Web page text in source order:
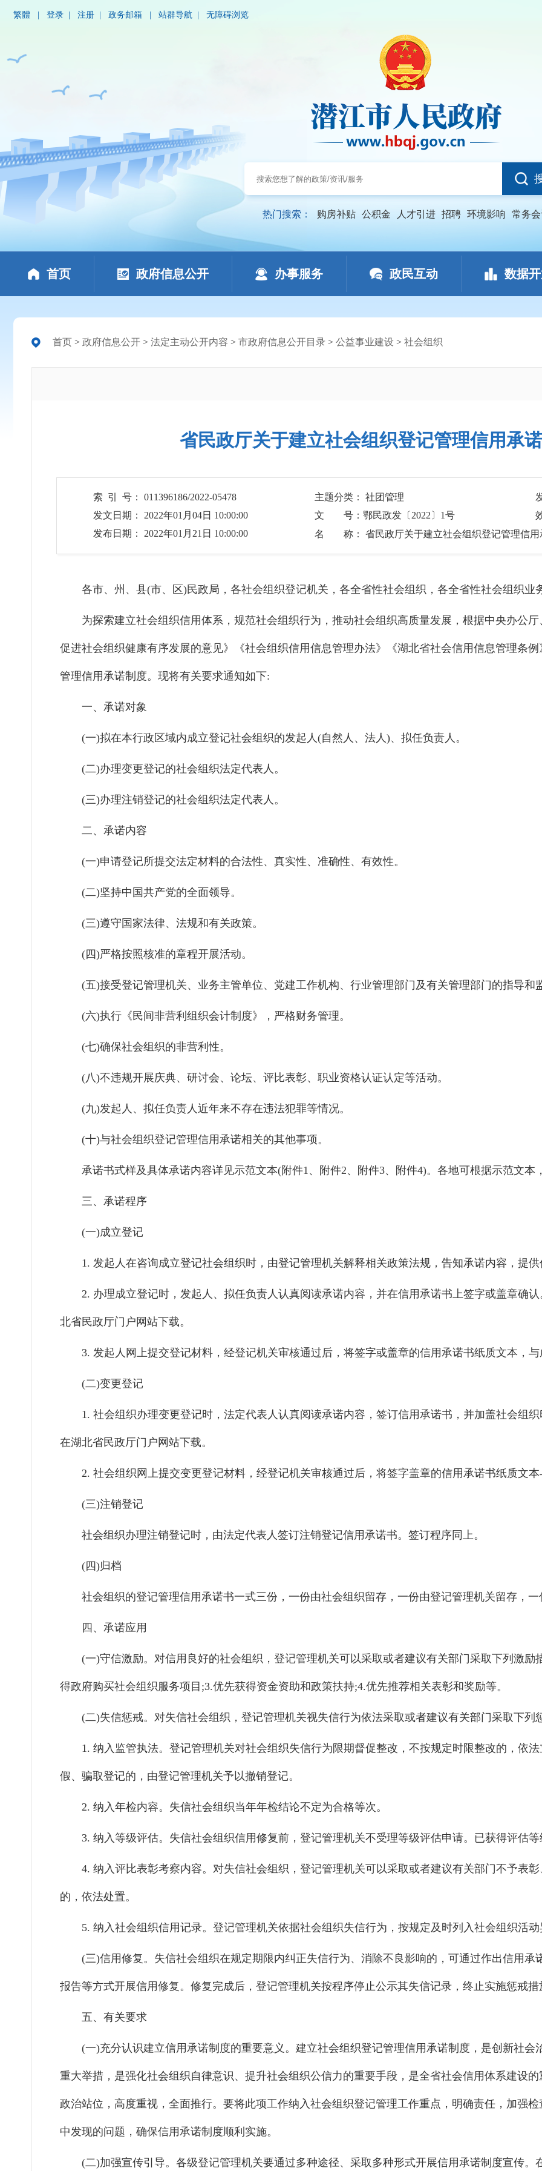
繁體 登录 注册 政务邮箱 站群导航 无障碍浏览
热门搜索： 购房补贴 公积金 人才引进 招聘 环境影响 常务
首页 政府信息公开 办事服务 政民互动 数据
首页 > 政府信息公开 > 法定主动公开内容 > 市政府信息公开目录 > 公益事业建设 > 社会组织
省民政厅关于建立社会组织登记管理信用承
索 引 号： 011396186/2022-05478 主题分类： 社团管理
发文日期： 2022年01月04日 10:00:00
文 号：鄂民政发〔2022〕1号
发布日期： 2022年01月21日 10:00:00
名 称： 省民政厅关于建立社会组织登记管理信用
各市、州、县(市、区)民政局，各社会组织登记机关，各全省性社会组织，各全省性社会组织业
为探索建立社会组织信用体系，规范社会组织行为，推动社会组织高质量发展，根据中央办公
促进社会组织健康有序发展的意见》《社会组织信用信息管理办法》《湖北省社会信用信息管理条例
管理信用承诺制度。现将有关要求通知如下:
一、承诺对象
(一)拟在本行政区域内成立登记社会组织的发起人(自然人、法人)、拟任负责人。
(二)办理变更登记的社会组织法定代表人。
(三)办理注销登记的社会组织法定代表人。
二、承诺内容
(一)申请登记所提交法定材料的合法性、真实性、准确性、有效性。
(二)坚持中国共产党的全面领导。
(三)遵守国家法律、法规和有关政策。
(四)严格按照核准的章程开展活动。
(五)接受登记管理机关、业务主管单位、党建工作机构、行业管理部门及有关管理部门的指导和
(六)执行《民间非营利组织会计制度》，严格财务管理。
(七)确保社会组织的非营利性。
(八)不违规开展庆典、研讨会、论坛、评比表彰、职业资格认证认定等活动。
(九)发起人、拟任负责人近年来不存在违法犯罪等情况。
(十)与社会组织登记管理信用承诺相关的其他事项。
承诺书式样及具体承诺内容详见示范文本(附件1、附件2、附件3、附件4)。各地可根据示范文本
三、承诺程序
(一)成立登记
1. 发起人在咨询成立登记社会组织时，由登记管理机关解释相关政策法规，告知承诺内容，提
2. 办理成立登记时，发起人、拟任负责人认真阅读承诺内容，并在信用承诺书上签字或盖章确
北省民政厅门户网站下载。
3. 发起人网上提交登记材料，经登记机关审核通过后，将签字或盖章的信用承诺书纸质文本，
(二)变更登记
1. 社会组织办理变更登记时，法定代表人认真阅读承诺内容，签订信用承诺书，并加盖社会组
在湖北省民政厅门户网站下载。
2. 社会组织网上提交变更登记材料，经登记机关审核通过后，将签字盖章的信用承诺书纸质文
(三)注销登记
社会组织办理注销登记时，由法定代表人签订注销登记信用承诺书。签订程序同上。
(四)归档
社会组织的登记管理信用承诺书一式三份，一份由社会组织留存，一份由登记管理机关留存，
四、承诺应用
(一)守信激励。 对信用良好的社会组织，登记管理机关可以采取或者建议有关部门采取下列激励
得政府购买社会组织服务项目;3.优先获得资金资助和政策扶持;4.优先推荐相关表彰和奖励等。
(二)失信惩戒。 对失信社会组织，登记管理机关视失信行为依法采取或者建议有关部门采取下列
1. 纳入监管执法。 登记管理机关对社会组织失信行为限期督促整改，不按规定时限整改的，依
假、骗取登记的，由登记管理机关予以撤销登记。
2. 纳入年检内容。失信社会组织当年年检结论不定为合格等次。
3. 纳入等级评估。失信社会组织信用修复前，登记管理机关不受理等级评估申请。已获得评估
4. 纳入评比表彰考察内容。对失信社会组织，登记管理机关可以采取或者建议有关部门不予表
的，依法处置。
5. 纳入社会组织信用记录。 登记管理机关依据社会组织失信行为，按规定及时列入社会组织活
(三)信用修复。 失信社会组织在规定期限内纠正失信行为、消除不良影响的，可通过作出信用
报告等方式开展信用修复。修复完成后，登记管理机关按程序停止公示其失信记录，终止实施惩戒措
五、有关要求
(一)充分认识建立信用承诺制度的重要意义。 建立社会组织登记管理信用承诺制度，是创新社
重大举措，是强化社会组织自律意识、提升社会组织公信力的重要手段，是全省社会信用体系建设
政治站位，高度重视，全面推行。要将此项工作纳入社会组织登记管理工作重点，明确责任，加强
中发现的问题，确保信用承诺制度顺利实施。
(二)加强宣传引导。 各级登记管理机关要通过多种途径、采取多种形式开展信用承诺制度宣传